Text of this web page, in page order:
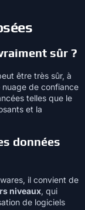
sûr ?
être très sûr, à
de confiance
telles que le
et la
données
il convient de
niveaux, qui
de logiciels